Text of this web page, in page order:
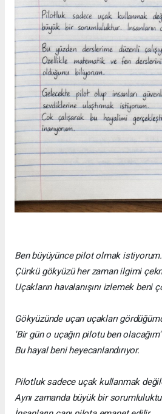
Ben büyüyünce pilot olmak istiyorum.
Çünkü gökyüzü her zaman ilgimi
Uçakların havalanışını izlemek beni
Gökyüzünde uçan uçakları
'Bir gün o uçağın pilotu ben
Bu hayal beni heyecanlandırıyor.
Pilotluk sadece uçak kullanmak
Aynı zamanda büyük bir